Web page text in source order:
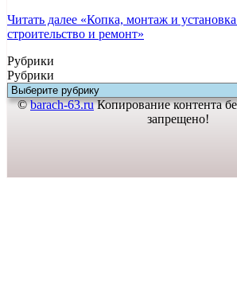
Читать далее «Копка, монтаж и
строительство и ремонт»
Рубрики
Рубрики
©barach-63.ruКопирование контента
запрещено!